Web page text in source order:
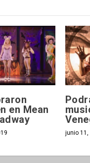
en Mean
junio 11,